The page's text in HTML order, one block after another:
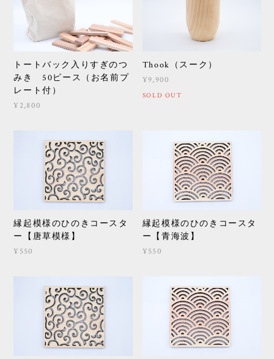
トートバック入りすぎのつ
みき 50ピース（お名前プ
レート付）
¥2,800
Thook（スーク）
¥9,900
SOLD OUT
縁起模様のひのきコースタ
ー【唐草模様】
¥550
縁起模様のひのきコースタ
ー【青海波】
¥550